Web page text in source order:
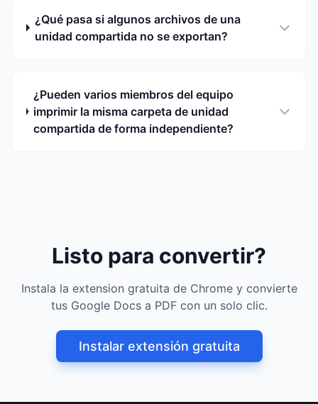
¿Qué pasa si algunos archivos de una
unidad compartida no se exportan?
¿Pueden varios miembros del equipo
imprimir la misma carpeta de unidad
compartida de forma independiente?
Listo para convertir?
Instala la extension gratuita de Chrome y convierte
tus Google Docs a PDF con un solo clic.
Instalar extensión gratuita